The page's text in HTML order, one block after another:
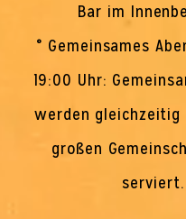
Bar im
° Gemeinsames
19:00 Uhr:
werden gleichzeitig
großen
serviert.